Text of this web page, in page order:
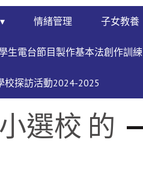
情緒管理 子女教養
生電台節目製作基本法創作訓練
校探訪活動2024-2025
選校 的